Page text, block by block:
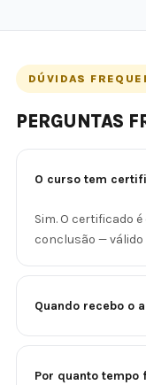
DÚVIDAS
PERGUNTAS
O curso tem
Sim. O certificado
conclusão —
Quando recebo o
Por quanto tempo